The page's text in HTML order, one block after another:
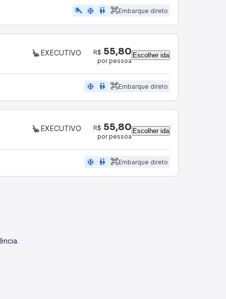
airline_seat_legroom_extra ac_unit WC Embarque direto
EXECUTIVO R$ 55,80
por pessoa
Escolher ida
ac_unit wc Embarque direto
EXECUTIVO R$ 55,80
por pessoa
Escolher ida
ac_unit wc Embarque direto